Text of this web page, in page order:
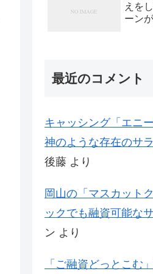
えを
ーン
最近のコメント
キャッシング「エニ
神のような存在のサ
後藤 より
岡山の「マスカット
ックでも融資可能な
ン より
「ご融資どっとこむ